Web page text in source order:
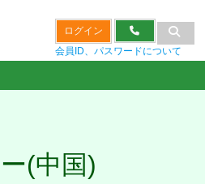
ログイン
会員ID、パスワードについて
(中国)